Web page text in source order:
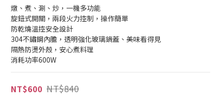
燉、煮、涮、炒，一機多功能
旋鈕式開關，兩段火力控制，操作簡單
防乾燒溫控安全設計
304不鏽鋼內膽，透明強化玻璃鍋蓋、美味看得見
隔熱防燙外殼，安心煮料理
消耗功率600W
NT$600 NT$840